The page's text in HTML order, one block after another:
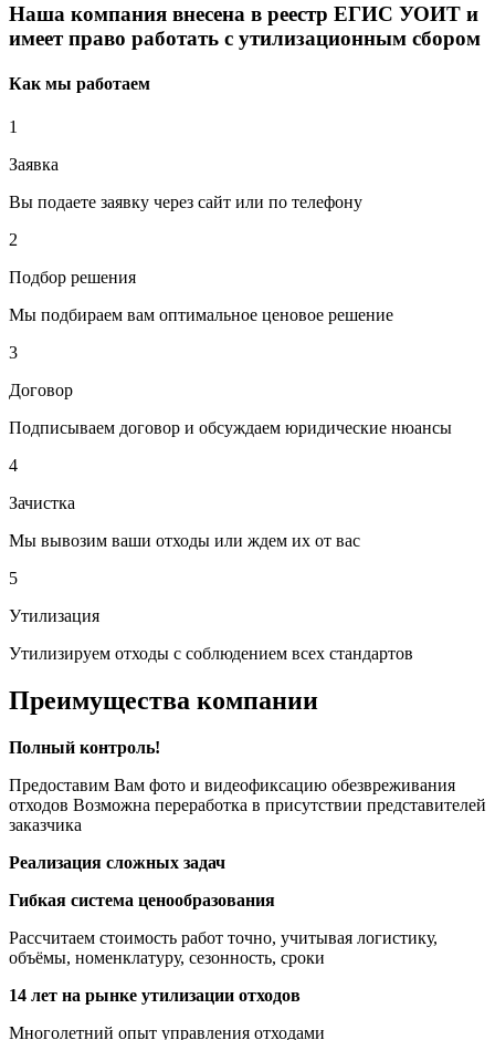
Наша компания внесена в реестр ЕГИС УОИТ и
имеет право работать с утилизационным сбором
Как мы работаем
1
Заявка
Вы подаете заявку через сайт или по телефону
2
Подбор решения
Мы подбираем вам оптимальное ценовое решение
3
Договор
Подписываем договор и обсуждаем юридические нюансы
4
Зачистка
Мы вывозим ваши отходы или ждем их от вас
5
Утилизация
Утилизируем отходы с соблюдением всех стандартов
Преимущества компании
Полный контроль!
Предоставим Вам фото и видеофиксацию обезвреживания
отходов Возможна переработка в присутствии представителей
заказчика
Реализация сложных задач
Гибкая система ценообразования
Рассчитаем стоимость работ точно, учитывая логистику,
объёмы, номенклатуру, сезонность, сроки
14 лет на рынке утилизации отходов
Многолетний опыт управления отходами